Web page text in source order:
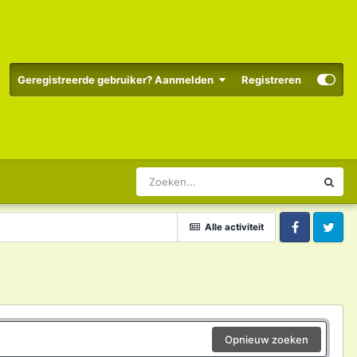
Geregistreerde gebruiker? Aanmelden Registreren
Alle activiteit
FacebookTwitter
Opnieuw zoeken